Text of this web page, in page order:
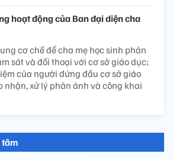
hoạt động của Ban đại diện cha
cơ chế để cha mẹ học sinh phản
sát và đối thoại với cơ sở giáo dục;
của người đứng đầu cơ sở giáo
nhận, xử lý phản ánh và công khai
tâm